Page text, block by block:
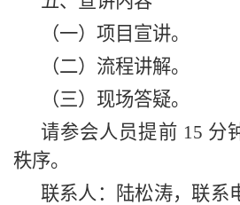
（一）项目宣讲。
（二）流程讲解。
（三）现场答疑。
请参会人员提前 15 分
秩序。
联系人：陆松涛，联系